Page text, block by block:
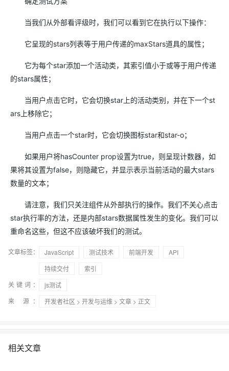
当我们从外部看评级时，我们可以看到它在执行以下操作：
它呈现的stars列表等于用户传递的maxStars道具的属性；
它为每个star添加一个活动类，其索引值小于或等于用户传递
的stars属性；
当用户点击它时，它会切换star上的活动类别，并在下一个st
ars上移除它；
当用户点击一个star时，它会切换图标star和star-o；
如果用户将hasCounter prop设置为true，则呈现计数器，如
果将其设置为false，则隐藏它，并显示表示当前活动的最大stars
数量的文本；
请注意，我们只关注组件从外部执行的操作。我们不关心点击
star执行率的方法，还是内部stars数据属性发生的变化。我们可以
重命名这些，但这不应该破坏我们的测试。
文章标签： JavaScript 测试技术 前端开发
API
持续交付
索引
关键词：
js测试
来 源：
开发者社区 > 开发与运维 > 文章 > 正文
相关文章